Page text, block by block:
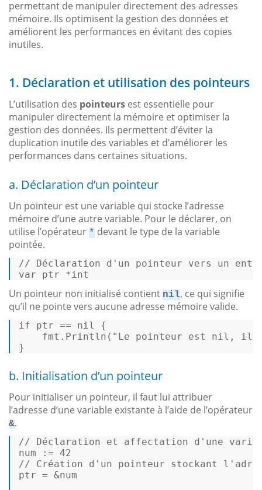
permettant de manipuler directement des adresses
mémoire. Ils optimisent la gestion des données et
améliorent les performances en évitant des copies
inutiles.
1. Déclaration et utilisation des pointeurs
L’utilisation des pointeurs est essentielle pour
manipuler directement la mémoire et optimiser la
gestion des données. Ils permettent d’éviter la
duplication inutile des variables et d’améliorer les
performances dans certaines situations.
a. Déclaration d’un pointeur
Un pointeur est une variable qui stocke l’adresse
mémoire d’une autre variable. Pour le déclarer, on
utilise l’opérateur * devant le type de la variable
pointée.
// Déclaration d'un pointeur vers un
var ptr *int
Un pointeur non initialisé contient nil, ce qui signifie
qu’il ne pointe vers aucune adresse mémoire valide.
if ptr == nil
{
fmt.Println( "Le pointeur est nil, il
}
b. Initialisation d’un pointeur
Pour initialiser un pointeur, il faut lui attribuer
l’adresse d’une variable existante à l’aide de l’opérateur
&.
// Déclaration et affectation d'une
num := 42
// Création d 'un pointeur stockant l'
ptr = &num